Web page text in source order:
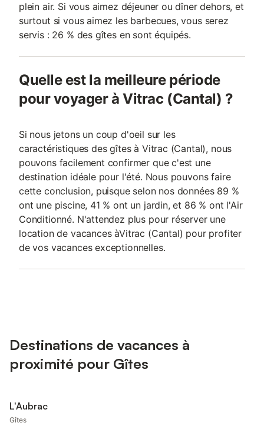
plein air. Si vous aimez déjeuner ou dîner dehors, et
surtout si vous aimez les barbecues, vous serez
servis : 26 % des gîtes en sont équipés.
Quelle est la meilleure période
pour voyager à Vitrac (Cantal) ?
Si nous jetons un coup d'oeil sur les
caractéristiques des gîtes à Vitrac (Cantal), nous
pouvons facilement confirmer que c'est une
destination idéale pour l'été. Nous pouvons faire
cette conclusion, puisque selon nos données 89 %
ont une piscine, 41 % ont un jardin, et 86 % ont l'Air
Conditionné. N'attendez plus pour réserver une
location de vacances àVitrac (Cantal) pour profiter
de vos vacances exceptionnelles.
Destinations de vacances à
proximité pour Gîtes
L'Aubrac
Gîtes